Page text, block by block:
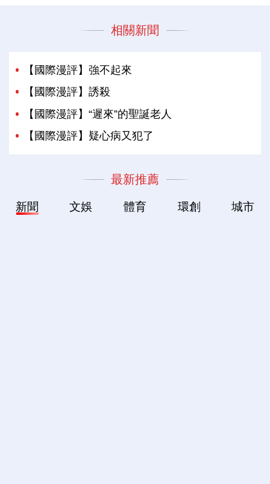
相關新聞
【國際漫評】強不起來
【國際漫評】誘殺
【國際漫評】“遲來”的聖誕老人
【國際漫評】疑心病又犯了
最新推薦
新聞 文娛 體育 環創 城市